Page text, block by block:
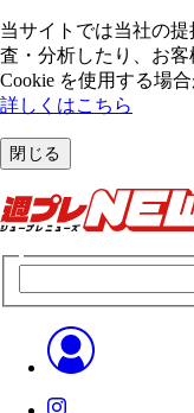
当サイトでは当社の
査・分析したり、お
Cookie を使⽤する場合
詳しくはこちら
閉じる